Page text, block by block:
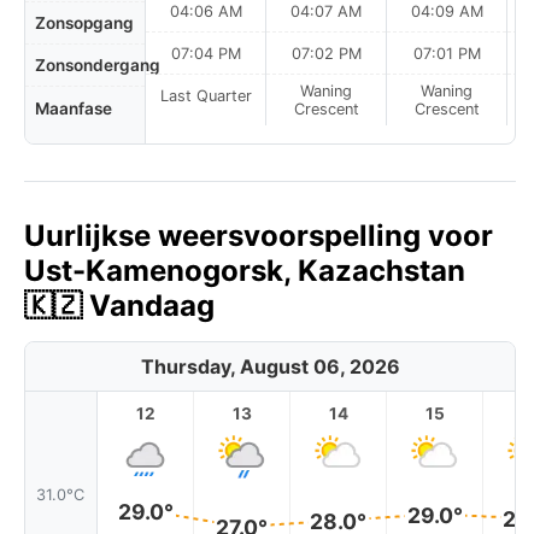
Zonsopgang
Zonsondergang
Maanfase
04:06 AM
07:04 PM
Last Quarter
04:07 AM
07:02 PM
Waning
Crescent
04:09 AM
07:01 PM
Waning
Crescent
Uurlijkse weersvoorspelling voor
Ust-Kamenogorsk, Kazachstan
🇰🇿 Vandaag
Thursday, August 06, 2026
31.0°C
12
29.0°
13
27.0°
14
28.0°
15
29.0°